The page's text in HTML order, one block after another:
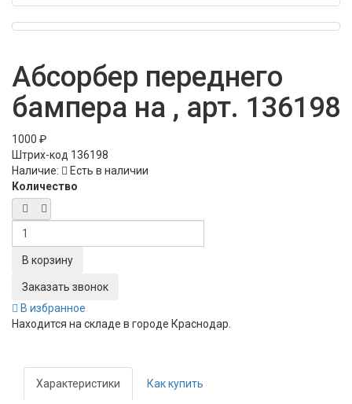
Абсорбер переднего
бампера на , арт. 136198
1000 ₽
Штрих-код 136198
Наличие:
Есть в наличии
Количество
Заказать звонок
В избранное
Находится на складе в городе Краснодар
Характеристики Как купить